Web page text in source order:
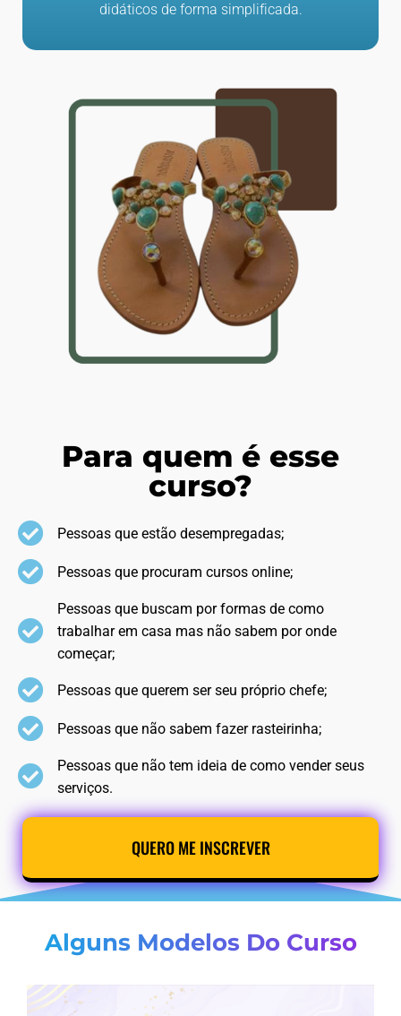
didáticos de forma simplificada.
Para quem é esse
curso?
Pessoas que estão desempregadas;
Pessoas que procuram cursos online;
Pessoas que buscam por formas de como
trabalhar em casa mas não sabem por onde
começar;
Pessoas que querem ser seu próprio chefe;
Pessoas que não sabem fazer rasteirinha;
Pessoas que não tem ideia de como vender seus
serviços.
QUERO ME INSCREVER
Alguns Modelos Do Curso